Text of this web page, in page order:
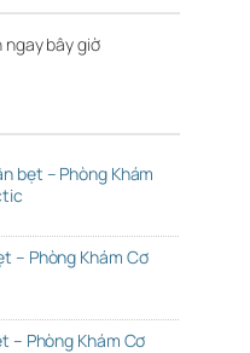
bây giờ
bẹt – Phòng Khám
– Phòng Khám Cơ
– Phòng Khám Cơ